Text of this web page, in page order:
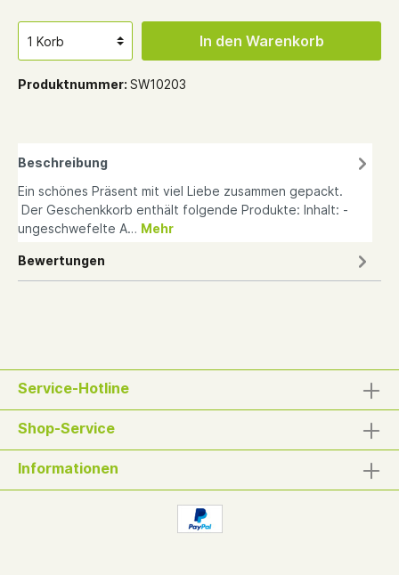
In den Warenkorb
Produktnummer: SW10203
Beschreibung
Ein schönes Präsent mit viel Liebe zusammen gepackt.
Der Geschenkkorb enthält folgende Produkte: Inhalt: -
ungeschwefelte A… Mehr
Bewertungen
Service-Hotline
Shop-Service
Informationen